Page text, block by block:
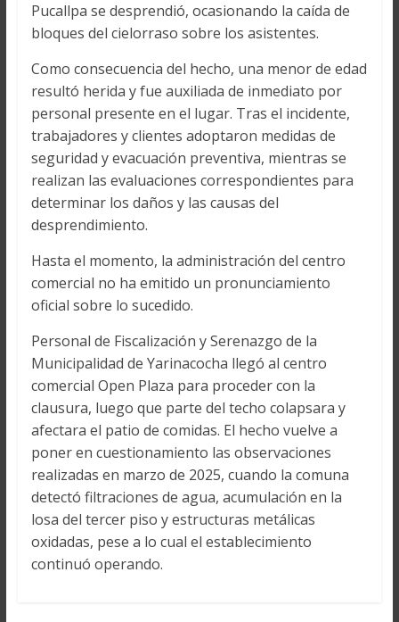
Pucallpa se desprendió, ocasionando la caída de
bloques del cielorraso sobre los asistentes.
Como consecuencia del hecho, una menor de edad
resultó herida y fue auxiliada de inmediato por
personal presente en el lugar. Tras el incidente,
trabajadores y clientes adoptaron medidas de
seguridad y evacuación preventiva, mientras se
realizan las evaluaciones correspondientes para
determinar los daños y las causas del
desprendimiento.
Hasta el momento, la administración del centro
comercial no ha emitido un pronunciamiento
oficial sobre lo sucedido.
Personal de Fiscalización y Serenazgo de la
Municipalidad de Yarinacocha llegó al centro
comercial Open Plaza para proceder con la
clausura, luego que parte del techo colapsara y
afectara el patio de comidas. El hecho vuelve a
poner en cuestionamiento las observaciones
realizadas en marzo de 2025, cuando la comuna
detectó filtraciones de agua, acumulación en la
losa del tercer piso y estructuras metálicas
oxidadas, pese a lo cual el establecimiento
continuó operando.